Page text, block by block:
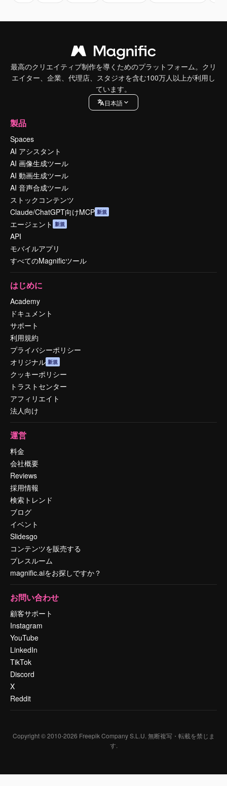
最高のクリエイティブ制作を導くためのプラットフォーム。クリ
エイター、企業、代理店、スタジオを含む100万人以上が利用し
ています。
日本語
製品
Spaces
AI アシスタント
AI 画像生成ツール
AI 動画生成ツール
AI 音声合成ツール
ストックコンテンツ
Claude/ChatGPT向けMCP 新規
エージェント 新規
API
モバイルアプリ
すべてのMagnificツール
はじめに
Academy
ドキュメント
サポート
利用規約
プライバシーポリシー
オリジナル 新規
クッキーポリシー
トラストセンター
アフィリエイト
法人向け
運営
料金
会社概要
Reviews
採用情報
検索トレンド
ブログ
イベント
Slidesgo
コンテンツを販売する
プレスルーム
magnific.aiをお探しですか？
お問い合わせ
顧客サポート
Instagram
YouTube
LinkedIn
TikTok
Discord
X
Reddit
Copyright © 2010-2026 Freepik Company S.L.U. 無断複写・転載を禁じま
す.